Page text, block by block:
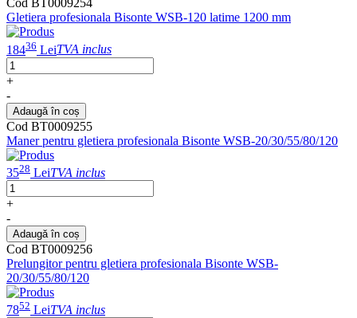
Cod BT0009254
Gletiera profesionala Bisonte WSB-120 latime 1200 mm
18436 LeiTVA inclus
+
-
Adaugă în coș
Cod BT0009255
Maner pentru gletiera profesionala Bisonte WSB-20/30/55/80/120
3528 LeiTVA inclus
+
-
Adaugă în coș
Cod BT0009256
Prelungitor pentru gletiera profesionala Bisonte WSB-
20/30/55/80/120
7852 LeiTVA inclus